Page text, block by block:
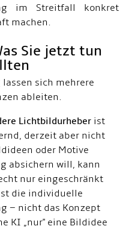
im Streitfall konkret
machen.
Sie jetzt tun
sich mehrere
ableiten.
Lichtbildurheber ist
derzeit aber nicht
oder Motive
absichern will, kann
nur eingeschränkt
die individuelle
– nicht das Konzept
KI „nur" eine Bildidee